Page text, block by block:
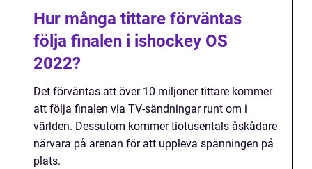
Hur många tittare förväntas
följa finalen i ishockey OS
2022?
Det förväntas att över 10 miljoner tittare kommer
att följa finalen via TV-sändningar runt om i
världen. Dessutom kommer tiotusentals åskådare
närvara på arenan för att uppleva spänningen på
plats.